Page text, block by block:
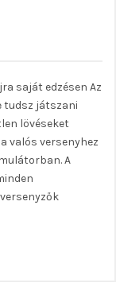
saját edzésen Az
tudsz játszani
lövéseket
valós versenyhez
A